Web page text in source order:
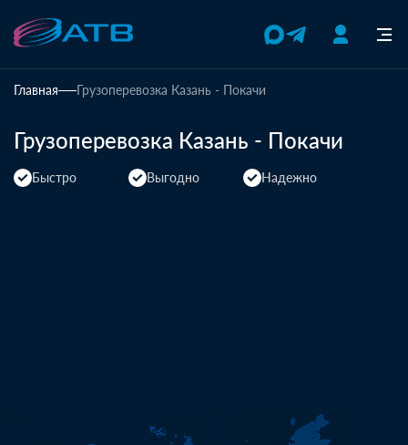
Главная Грузоперевозка Казань - Покачи
Грузоперевозка Казань - Покачи
Быстро Выгодно Надежно